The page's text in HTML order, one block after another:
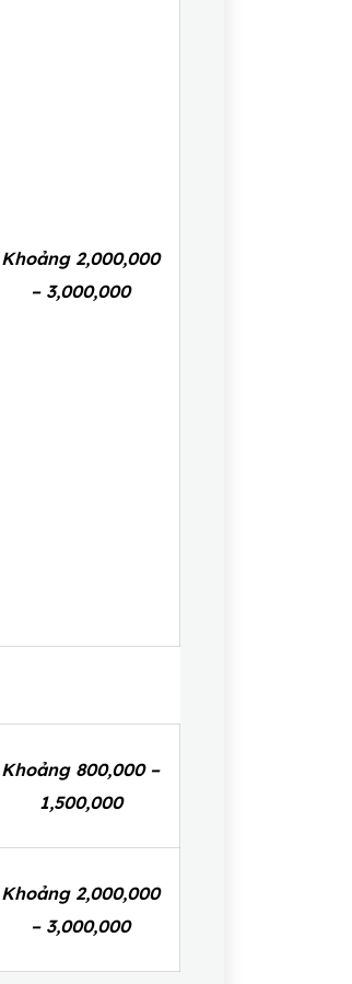
Khoảng 2,000,000
– 3,000,000
Khoảng 800,000 –
1,500,000
Khoảng 2,000,000
– 3,000,000